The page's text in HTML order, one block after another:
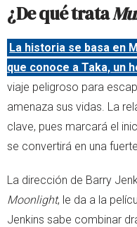
¿De qué trata
La historia se basa en
que conoce a Taka, un
viaje peligroso para
amenaza sus vidas. La
clave, pues marcará el
se convertirá en una
La dirección de Barry
Moonlight, le da a la
Jenkins sabe combinar